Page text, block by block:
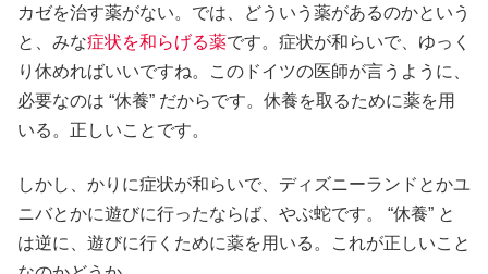
カゼを治す薬がない。では、どういう薬があるのかという
と、みな症状を和らげる薬です。症状が和らいで、ゆっく
り休めればいいですね。このドイツの医師が言うように、
必要なのは “休養” だからです。休養を取るために薬を用
いる。正しいことです。
しかし、かりに症状が和らいで、ディズニーランドとかユ
ニバとかに遊びに行ったならば、やぶ蛇です。 “休養” と
は逆に、遊びに行くために薬を用いる。これが正しいこと